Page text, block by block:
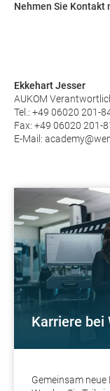
Nehmen Sie Kontakt
Ekkehart Jesser
AUKOM
Tel.: +49 06020 201-
Fax: +49 06020 201-
E-Mail:
Karriere bei
Gemeinsam